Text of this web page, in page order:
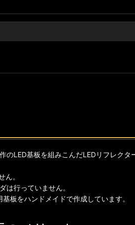
のLED基板を組みこんだLEDリフレクタ
ん。
は行っていません。
板をハンドメイドで作成しています。